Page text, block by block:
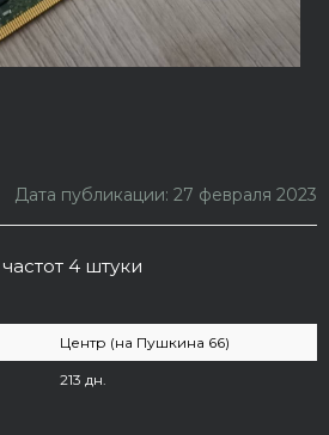
Дата публикации: 27 февраля 2023
4 штуки
Центр (на Пушкина 66)
213 дн.